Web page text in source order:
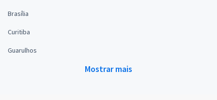
Brasília
Curitiba
Guarulhos
Mostrar mais